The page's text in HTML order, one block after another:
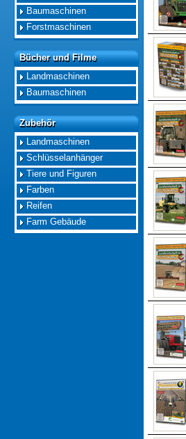
Baumaschinen
Forstmaschinen
Bücher und Filme
Bücher und Filme
Landmaschinen
Baumaschinen
Zubehör
Zubehör
Landmaschinen
Schlüsselanhänger
Tiere und Figuren
Farben
Reifen
Farm Gebäude